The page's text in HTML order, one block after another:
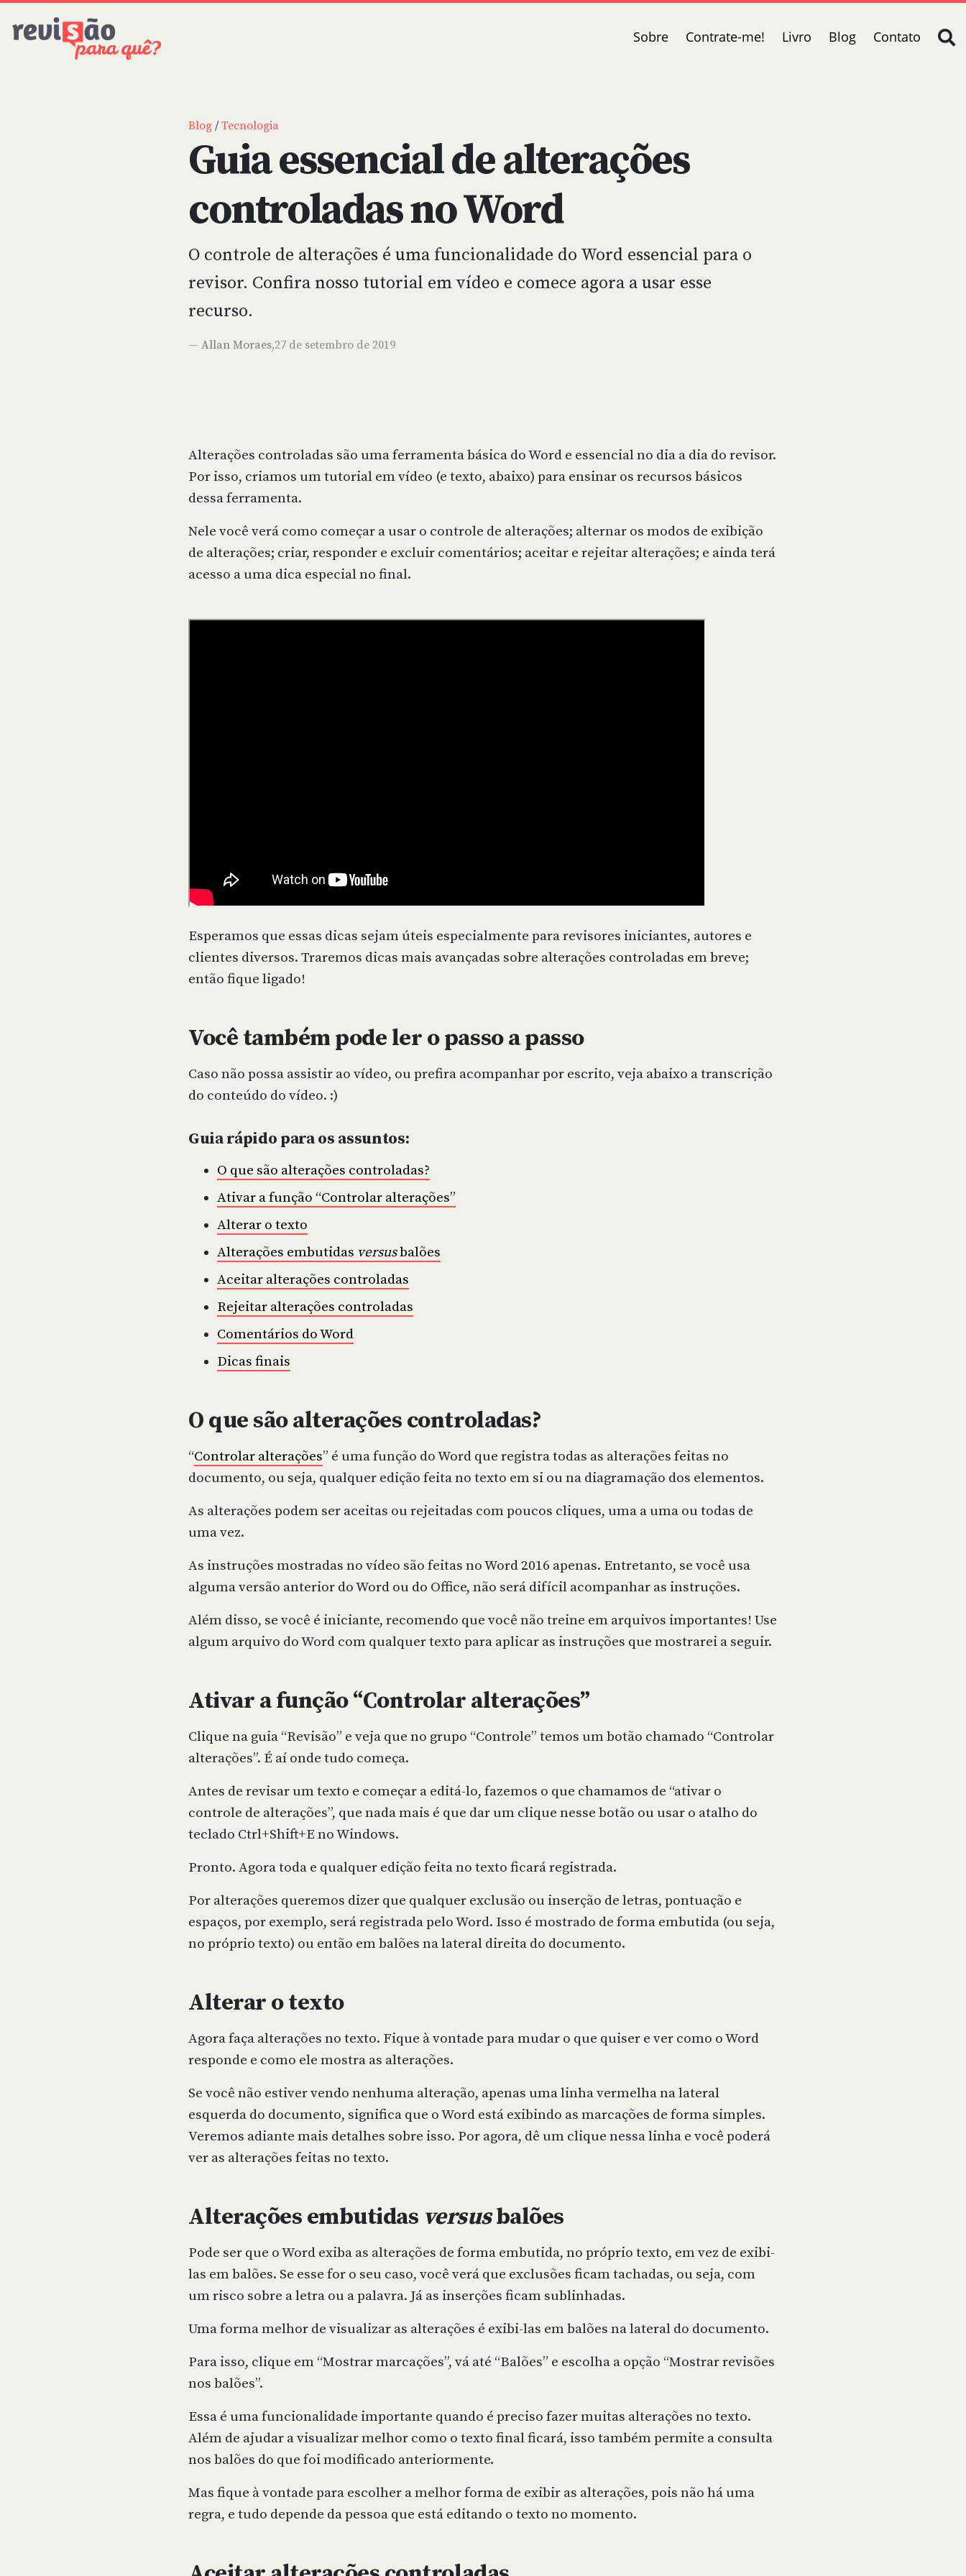
Sobre Contrate-me! Livro Blog Contato
Blog / Tecnologia
Guia essencial de alterações
controladas no Word
O controle de alterações é uma funcionalidade do Word essencial para o
revisor. Confira nosso tutorial em vídeo e comece agora a usar esse
recurso.
— Allan Moraes,27 de setembro de 2019
Alterações controladas são uma ferramenta básica do Word e essencial no dia a dia do revisor.
Por isso, criamos um tutorial em vídeo (e texto, abaixo) para ensinar os recursos básicos
dessa ferramenta.
Nele você verá como começar a usar o controle de alterações; alternar os modos de exibição
de alterações; criar, responder e excluir comentários; aceitar e rejeitar alterações; e ainda terá
acesso a uma dica especial no final.
Esperamos que essas dicas sejam úteis especialmente para revisores iniciantes, autores e
clientes diversos. Traremos dicas mais avançadas sobre alterações controladas em breve;
então fique ligado!
Você também pode ler o passo a passo
Caso não possa assistir ao vídeo, ou prefira acompanhar por escrito, veja abaixo a transcrição
do conteúdo do vídeo. :)
Guia rápido para os assuntos:
O que são alterações controladas?
Ativar a função “Controlar alterações”
Alterar o texto
Alterações embutidas versusbalões
Aceitar alterações controladas
Rejeitar alterações controladas
Comentários do Word
Dicas finais
O que são alterações controladas?
“Controlar alterações” é uma função do Word que registra todas as alterações feitas no
documento, ou seja, qualquer edição feita no texto em si ou na diagramação dos elementos.
As alterações podem ser aceitas ou rejeitadas com poucos cliques, uma a uma ou todas de
uma vez.
As instruções mostradas no vídeo são feitas no Word 2016 apenas. Entretanto, se você usa
alguma versão anterior do Word ou do Office, não será difícil acompanhar as instruções.
Além disso, se você é iniciante, recomendo que você não treine em arquivos importantes! Use
algum arquivo do Word com qualquer texto para aplicar as instruções que mostrarei a seguir.
Ativar a função “Controlar alterações”
Clique na guia “Revisão” e veja que no grupo “Controle” temos um botão chamado “Controlar
alterações”. É aí onde tudo começa.
Antes de revisar um texto e começar a editá-lo, fazemos o que chamamos de “ativar o
controle de alterações”, que nada mais é que dar um clique nesse botão ou usar o atalho do
teclado Ctrl+Shift+E no Windows.
Pronto. Agora toda e qualquer edição feita no texto ficará registrada.
Por alterações queremos dizer que qualquer exclusão ou inserção de letras, pontuação e
espaços, por exemplo, será registrada pelo Word. Isso é mostrado de forma embutida (ou seja,
no próprio texto) ou então em balões na lateral direita do documento.
Alterar o texto
Agora faça alterações no texto. Fique à vontade para mudar o que quiser e ver como o Word
responde e como ele mostra as alterações.
Se você não estiver vendo nenhuma alteração, apenas uma linha vermelha na lateral
esquerda do documento, significa que o Word está exibindo as marcações de forma simples.
Veremos adiante mais detalhes sobre isso. Por agora, dê um clique nessa linha e você poderá
ver as alterações feitas no texto.
Alterações embutidas versusbalões
Pode ser que o Word exiba as alterações de forma embutida, no próprio texto, em vez de exibi-
las em balões. Se esse for o seu caso, você verá que exclusões ficam tachadas, ou seja, com
um risco sobre a letra ou a palavra. Já as inserções ficam sublinhadas.
Uma forma melhor de visualizar as alterações é exibi-las em balões na lateral do documento.
Para isso, clique em “Mostrar marcações”, vá até “Balões” e escolha a opção “Mostrar revisões
nos balões”.
Essa é uma funcionalidade importante quando é preciso fazer muitas alterações no texto.
Além de ajudar a visualizar melhor como o texto final ficará, isso também permite a consulta
nos balões do que foi modificado anteriormente.
Mas fique à vontade para escolher a melhor forma de exibir as alterações, pois não há uma
regra, e tudo depende da pessoa que está editando o texto no momento.